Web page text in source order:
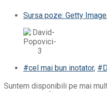
Sursa poze: Getty
#cel mai bun inotator,
Suntem disponibili pe mai